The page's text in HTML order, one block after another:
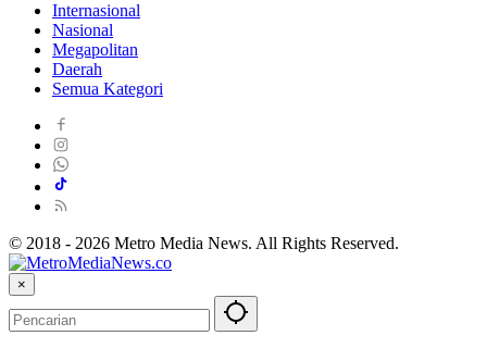
Internasional
Nasional
Megapolitan
Daerah
Semua Kategori
© 2018 - 2026 Metro Media News. All Rights Reserved.
×